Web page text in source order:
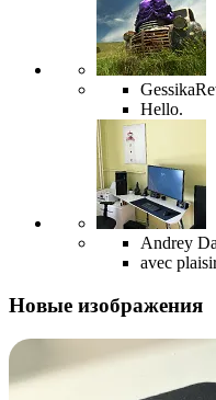
Hello.
Andrey
avec
Новые изображения